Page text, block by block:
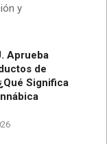
y
Aprueba
de
Significa